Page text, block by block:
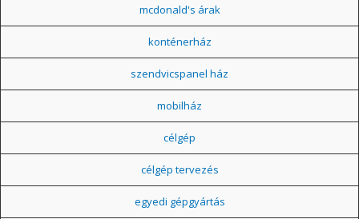
mcdonald's árak
konténerház
szendvicspanel ház
mobilház
célgép
célgép tervezés
egyedi gépgyártás